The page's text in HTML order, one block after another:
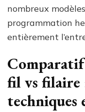
nombreux
programmation
entièrement
fil vs filaire
techniques